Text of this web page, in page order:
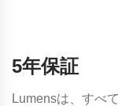
5年保証
Lumensは、すべ